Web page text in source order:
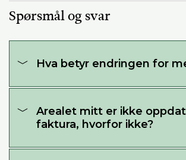
Spørsmål og svar
Hva betyr endringen for
Arealet mitt er ikke
faktura, hvorfor ikke?